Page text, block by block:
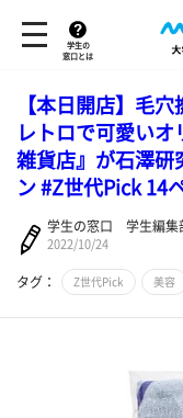
学生の
窓口とは
【本日開店】毛
レトロで可愛い
雑貨店』が石澤研
ン #Z世代Pick 14
学生の窓口 学生編集
2022/10/24
タグ： Z世代Pick 美容